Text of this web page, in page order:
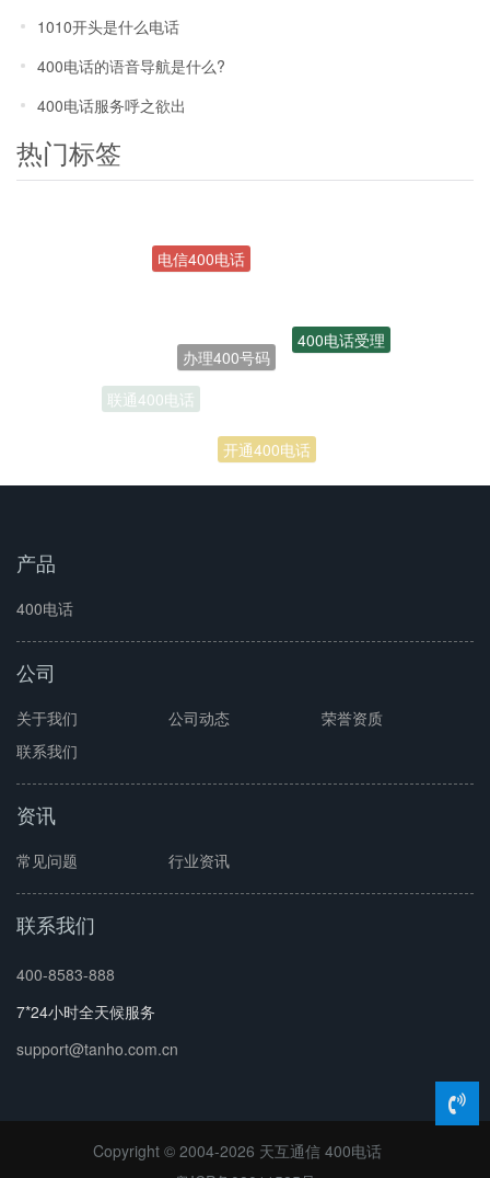
1010开头是什么电话
400电话的语音导航是什么?
400电话服务呼之欲出
热门标签
开通400电话
联通400电话
400电话受理
产品
400电话
公司
关于我们 公司动态
荣誉资质
联系我们
资讯
常见问题 行业资讯
联系我们
400-8583-888
7*24小时全天候服务
support@tanho.com.cn
Copyright © 2004-2026 天互通信 400电话